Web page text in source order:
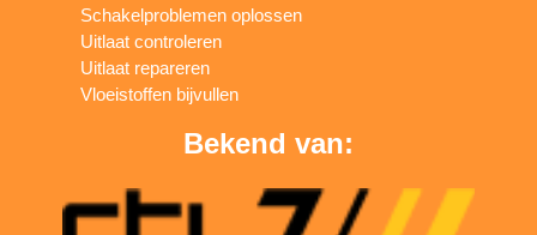
Schakelproblemen oplossen
Uitlaat controleren
Uitlaat repareren
Vloeistoffen bijvullen
Bekend van: